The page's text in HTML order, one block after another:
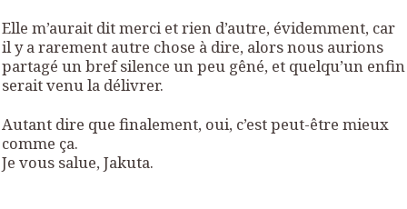
Elle m’aurait dit merci et rien d’autre, évidemment, car
il y a rarement autre chose à dire, alors nous aurions
partagé un bref silence un peu gêné, et quelqu’un enfin
serait venu la délivrer.
Autant dire que finalement, oui, c’est peut-être mieux
comme ça.
Je vous salue, Jakuta.